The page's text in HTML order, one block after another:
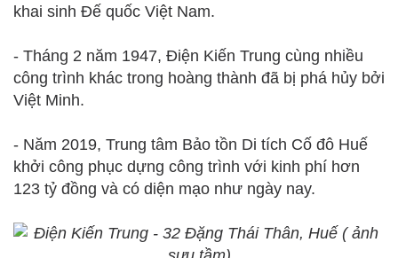
khai sinh Đế quốc Việt Nam.
- Tháng 2 năm 1947, Điện Kiến Trung cùng nhiều
công trình khác trong hoàng thành đã bị phá hủy bởi
Việt Minh.
- Năm 2019, Trung tâm Bảo tồn Di tích Cố đô Huế
khởi công phục dựng công trình với kinh phí hơn
123 tỷ đồng và có diện mạo như ngày nay.